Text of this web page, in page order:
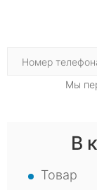
Мы
В
Товар